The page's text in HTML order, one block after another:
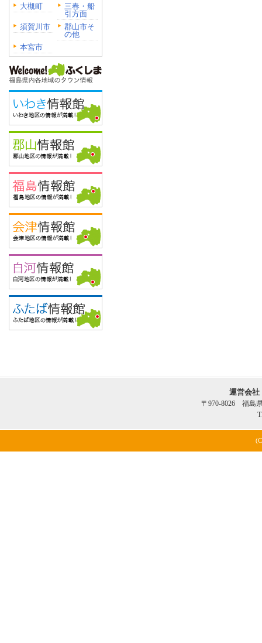
大槻町
三春・船
引方面
須賀川市
郡山市そ
の他
本宮市
運営会
〒970-8026 福島